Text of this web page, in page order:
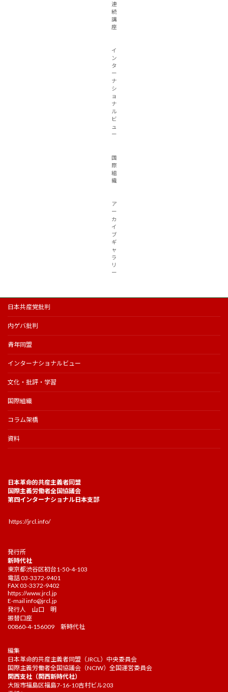
連
続
講
座
イ
ン
タ
ー
ナ
シ
ョ
ナ
ル
ビ
ュ
ー
国
際
組
織
ア
ー
カ
イ
ブ
ギ
ャ
ラ
リ
ー
日本共産党批判
内ゲバ批判
青年同盟
インターナショナルビュー
文化・批評・学習
国際組織
コラム架橋
資料
日本革命的共産主義者同盟
国際主義労働者全国協議会
第四インターナショナル日本支部
https://jrcl.info/
発行所
新時代社
東京都渋谷区初台1-50-4-103
電話 03-3372-9401
FAX 03-3372-9402
https://www.jrcl.jp
E-mail info@jrcl.jp
発行人 山口 明
振替口座
00860-4-156009 新時代社
編集
日本革命的共産主義者同盟（JRCL）中央委員会
国際主義労働者全国協議会（NCIW）全国運営委員会
関西支社（関西新時代社）
大阪市福島区福島7-16-10吉村ビル203